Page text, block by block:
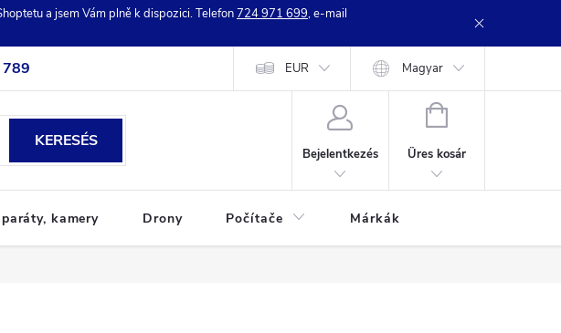
a jsem Vám plně k dispozici. Telefon724 971 699, e-mail
údajů Kontakty Webáruház értékelése
EUR Magyar
KERESÉS
Bejelentkezés
KOSÁR
Üres kosár
kamery Drony Počítače Márkák